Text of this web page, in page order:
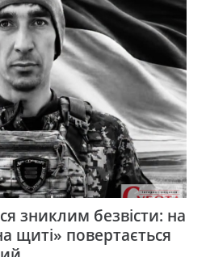
зниклим безвісти: на
повертається